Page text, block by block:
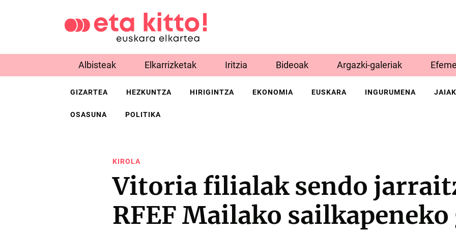
Albisteak Elkarrizketak Iritzia Bideoak Argazki-galeriak
GIZARTEA HEZKUNTZA HIRIGINTZA EKONOMIA EUSKARA INGURUMENA JAIAK
OSASUNA POLITIKA
KIROLA
Vitoria filialak sendo
RFEF Mailako